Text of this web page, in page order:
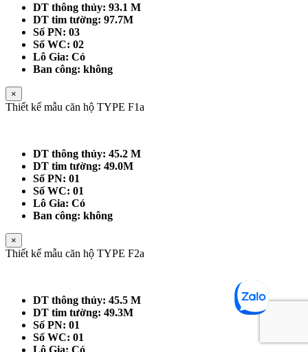
DT thông thủy: 93.1 M
DT tim tường: 97.7M
Số PN: 03
Số WC: 02
Lô Gia: Có
Ban công: không
×
Thiết kế mẫu căn hộ TYPE F1a
DT thông thủy: 45.2 M
DT tim tường: 49.0M
Số PN: 01
Số WC: 01
Lô Gia: Có
Ban công: không
×
Thiết kế mẫu căn hộ TYPE F2a
DT thông thủy: 45.5 M
DT tim tường: 49.3M
Số PN: 01
Số WC: 01
Lô Gia: Có